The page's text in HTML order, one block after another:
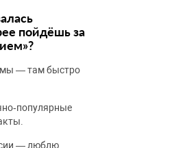
пойдёшь за
— там быстро
— люблю